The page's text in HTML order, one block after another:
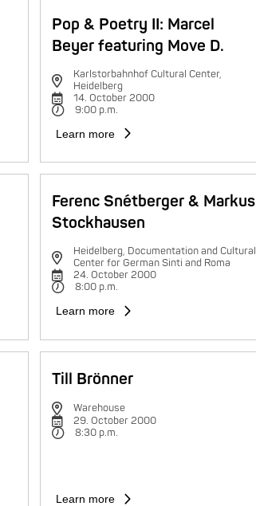
Pop & Poetry II: Marcel
Beyer featuring Move D.
Karlstorbahnhof Cultural Center,
Heidelberg
14. October 2000
9:00 p.m.
Learn more
Ferenc Snétberger & Markus
Stockhausen
Heidelberg, Documentation and Cultural
Center for German Sinti and Roma
24. October 2000
8:00 p.m.
Learn more
Till Brönner
Warehouse
29. October 2000
8:30 p.m.
Learn more